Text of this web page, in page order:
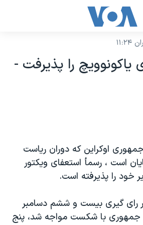
ياکونوويچ را پذيرفت -
اوکراين که دوران رياست
است ، رسمأ استعفای ويکتور
خود را پذيرفته است.
رای گيری بيست و ششم دسامبر
جمهوری با شکست مواجه شد، پنج